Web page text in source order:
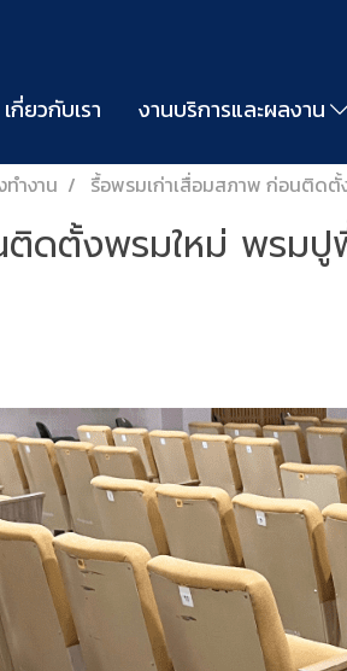
เกี่ยวกับเรา งานบริการและผลงาน
ำงาน รื้อพรมเก่าเสื่อมสภาพ ก่อนติด
ติดตั้งพรมใหม่ พรมปู